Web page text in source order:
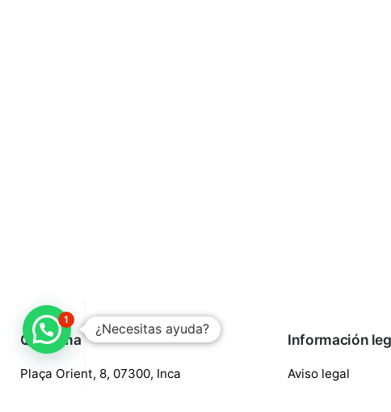
Quaroma
Plaça Orient, 8, 07300, Inca
Información
Aviso legal
¿Necesitas ayuda?
1